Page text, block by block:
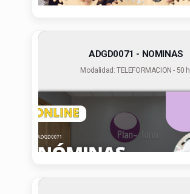
ADGD0071 - NOMINAS
Modalidad: TELEFORMACION - 50 h.